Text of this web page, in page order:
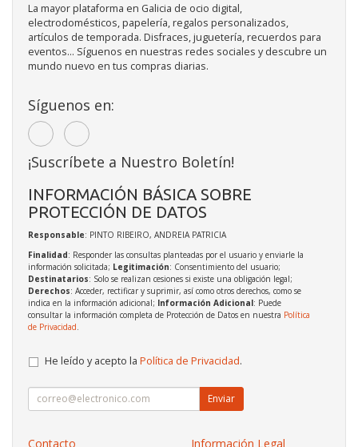
La mayor plataforma en Galicia de ocio digital,
electrodomésticos, papelería, regalos personalizados,
artículos de temporada. Disfraces, juguetería, recuerdos para
eventos... Síguenos en nuestras redes sociales y descubre un
mundo nuevo en tus compras diarias.
Síguenos en:
¡Suscríbete a Nuestro Boletín!
INFORMACIÓN BÁSICA SOBRE
PROTECCIÓN DE DATOS
Responsable: PINTO RIBEIRO, ANDREIA PATRICIA
Finalidad: Responder las consultas planteadas por el usuario y enviarle la
información solicitada; Legitimación: Consentimiento del usuario;
Destinatarios: Solo se realizan cesiones si existe una obligación legal;
Derechos: Acceder, rectificar y suprimir, así como otros derechos, como se
indica en la información adicional; Información Adicional: Puede
consultar la información completa de Protección de Datos en nuestra Política
de Privacidad
He leído y acepto la Política de Privacidad.
Enviar
Contacto Información Legal